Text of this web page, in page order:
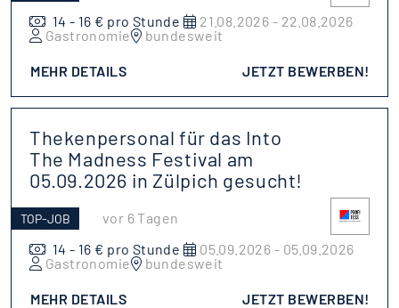
14 - 16 € pro Stunde
21.08.2026 - 22.08.2026
Gastronomie
bundesweit
MEHR DETAILS JETZT BEWERBEN!
Thekenpersonal für das Into
The Madness Festival am
05.09.2026 in Zülpich gesucht!
TOP-JOB
vor 6 Tagen
14 - 16 € pro Stunde
05.09.2026 - 05.09.2026
Gastronomie
bundesweit
MEHR DETAILS JETZT BEWERBEN!